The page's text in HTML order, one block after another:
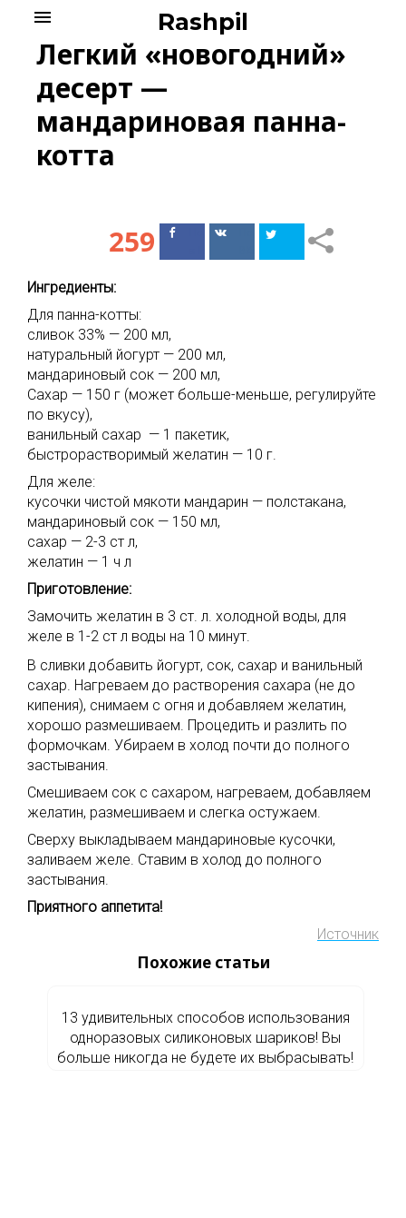
content
Rashpil
menu
Легкий «новогодний»
десерт —
мандариновая панна-
котта
259
ПоделитьсяПоделиться
Ингредиенты:
Для панна-котты:
сливок 33% — 200 мл,
натуральный йогурт — 200 мл,
мандариновый сок — 200 мл,
Сахар — 150 г (может больше-меньше, регулируйте
по вкусу),
ванильный сахар — 1 пакетик,
быстрорастворимый желатин — 10 г.
Для желе:
кусочки чистой мякоти мандарин — полстакана,
мандариновый сок — 150 мл,
сахар — 2-3 ст л,
желатин — 1 ч л
Приготовление:
Замочить желатин в 3 ст. л. холодной воды, для
желе в 1-2 ст л воды на 10 минут.
В сливки добавить йогурт, сок, сахар и ванильный
сахар. Нагреваем до растворения сахара (не до
кипения), снимаем с огня и добавляем желатин,
хорошо размешиваем. Процедить и разлить по
формочкам. Убираем в холод почти до полного
застывания.
Смешиваем сок с сахаром, нагреваем, добавляем
желатин, размешиваем и слегка остужаем.
Сверху выкладываем мандариновые кусочки,
заливаем желе. Ставим в холод до полного
застывания.
Приятного аппетита!
Источник
Похожие статьи
13 удивительных способов использования
одноразовых силиконовых шариков! Вы
больше никогда не будете их выбрасывать!